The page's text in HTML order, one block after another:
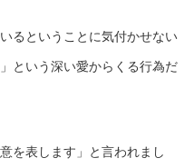
るということに気付かせない
という深い愛からくる行為だ
を表します」と言われまし